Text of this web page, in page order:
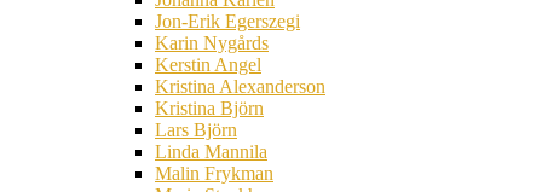
Jon-Erik Egerszegi
Karin Nygårds
Kerstin Angel
Kristina Alexanderson
Kristina Björn
Lars Björn
Linda Mannila
Malin Frykman